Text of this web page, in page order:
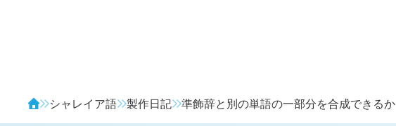
シャレイア語 製作日記 準飾辞と別の単語の一部分を合成できるか